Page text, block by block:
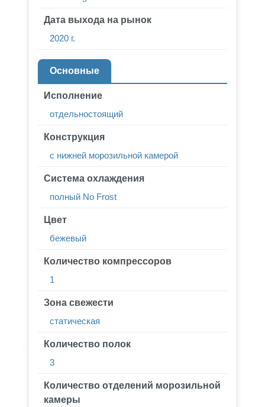
Дата выхода на рынок
2020 г.
Основные
Исполнение
отдельностоящий
Конструкция
с нижней морозильной камерой
Система охлаждения
полный No Frost
Цвет
бежевый
Количество компрессоров
1
Зона свежести
статическая
Количество полок
3
Количество отделений морозильной
камеры